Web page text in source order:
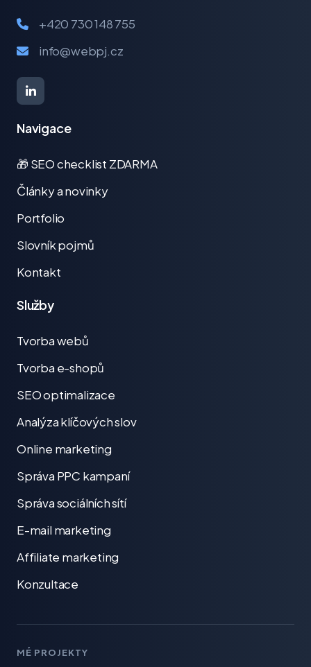
+420 730 148 755
info@webpj.cz
Navigace
🎁 SEO checklist ZDARMA
Články a novinky
Portfolio
Slovník pojmů
Kontakt
Služby
Tvorba webů
Tvorba e-shopů
SEO optimalizace
Analýza klíčových slov
Online marketing
Správa PPC kampaní
Správa sociálních sítí
E-mail marketing
Affiliate marketing
Konzultace
MÉ PROJEKTY